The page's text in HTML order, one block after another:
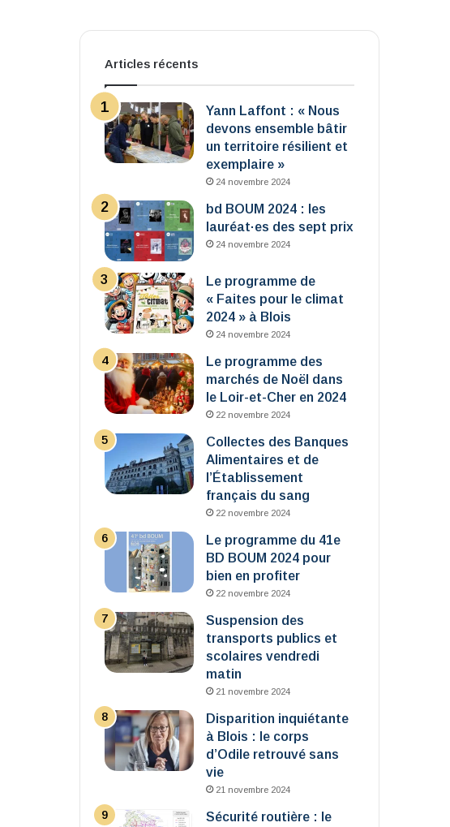
Articles récents
Yann Laffont : « Nous
devons ensemble bâtir
un territoire résilient et
exemplaire »
24 novembre 2024
bd BOUM 2024 : les
lauréat·es des sept prix
24 novembre 2024
Le programme de
« Faites pour le climat
2024 » à Blois
24 novembre 2024
Le programme des
marchés de Noël dans
le Loir-et-Cher en 2024
22 novembre 2024
Collectes des Banques
Alimentaires et de
l’Établissement
français du sang
22 novembre 2024
Le programme du 41e
BD BOUM 2024 pour
bien en profiter
22 novembre 2024
Suspension des
transports publics et
scolaires vendredi
matin
21 novembre 2024
Disparition inquiétante
à Blois : le corps
d’Odile retrouvé sans
vie
21 novembre 2024
Sécurité routière : le